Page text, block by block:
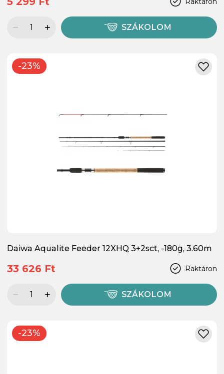
SZÁKOLOM
-23%
Daiwa Aqualite Feeder 12XHQ 3+2sct, -180g, 3.60m
Raktáron
33 626 Ft
SZÁKOLOM
-23%